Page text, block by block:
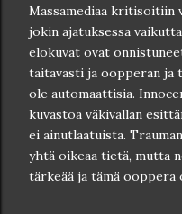
Massamediaa kritisoitiin
jokin ajatuksessa
elokuvat ovat
taitavasti ja oopperan ja
ole automaattisia.
kuvastoa väkivallan
ei ainutlaatuista.
yhtä oikeaa tietä, mutta
tärkeää ja tämä ooppera